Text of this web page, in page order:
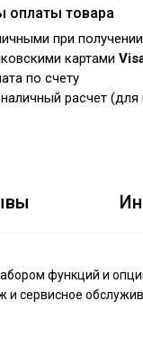
оплаты товара
при получении
картами
по счету
расчет
функций и
сервисное